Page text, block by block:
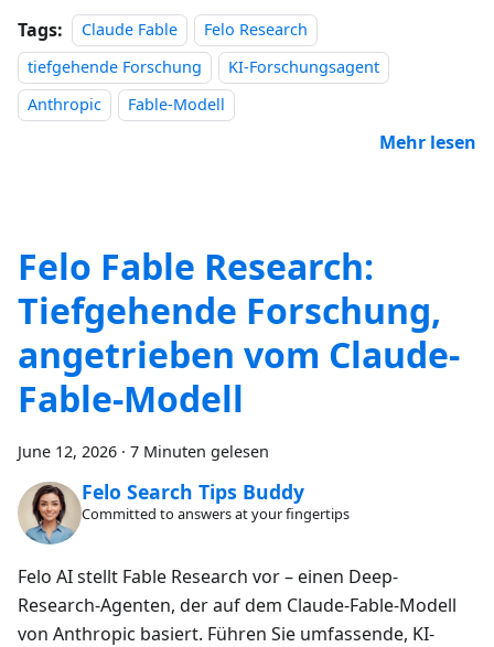
Tags: Claude Fable
Felo Research
tiefgehende Forschung
KI-Forschungsagent
Anthropic
Fable-Modell
Mehr lesen
Felo Fable Research:
Tiefgehende Forschung,
angetrieben vom Claude-
Fable-Modell
June 12, 2026 · 7 Minuten gelesen
Felo Search Tips Buddy
Committed to answers at your fingertips
Felo AI stellt Fable Research vor – einen Deep-
Research-Agenten, der auf dem Claude-Fable-Modell
von Anthropic basiert. Führen Sie umfassende, KI-